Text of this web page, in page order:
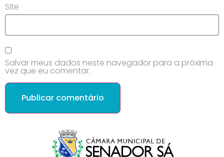
Site
Salvar meus dados neste navegador para a próxima
vez que eu comentar.